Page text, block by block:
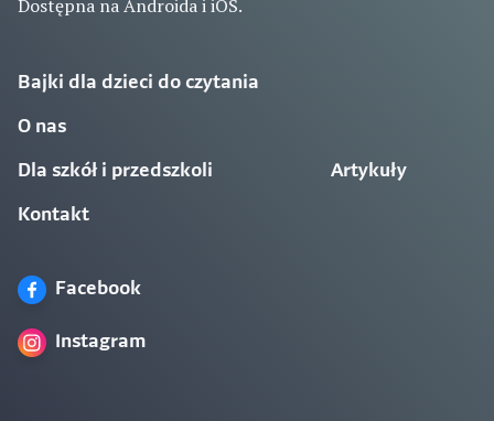
Dostępna na Androida i iOS.
Bajki dla dzieci do czytania
O nas
Dla szkół i przedszkoli
Kontakt
Artykuły
Facebook
Instagram